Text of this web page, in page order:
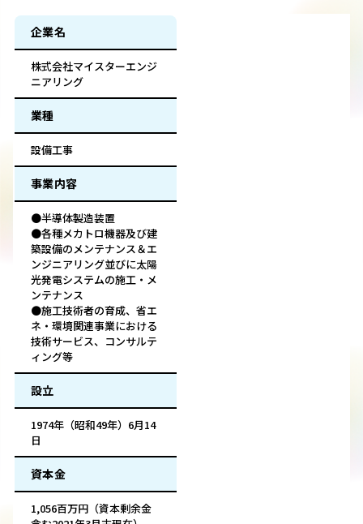
企業名
株式会社マイスターエンジ
ニアリング
業種
設備工事
事業内容
●半導体製造装置
●各種メカトロ機器及び建
築設備のメンテナンス＆エ
ンジニアリング並びに太陽
光発電システムの施工・メ
ンテナンス
●施工技術者の育成、省エ
ネ・環境関連事業における
技術サービス、コンサルテ
ィング等
設立
1974年（昭和49年）6月14
日
資本金
1,056百万円（資本剰余金